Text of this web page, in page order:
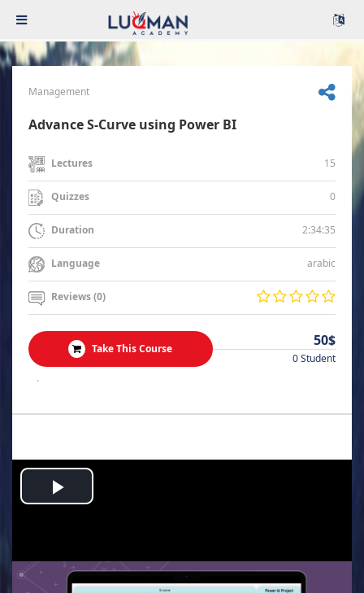
Management
Advance S-Curve using Power BI
Lectures 15
Quizzes 0
Duration 2:34:35
Language arabic
Reviews (0)
Take This Course 50$
0 Student
.
Play